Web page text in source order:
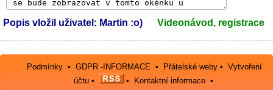
Popis vložil uživatel: Martin :o) Videonávod, registrace
Podmínky •GDPR -INFORMACE • Přátelské weby •Vytvoření
účtu• • Kontaktní informace•